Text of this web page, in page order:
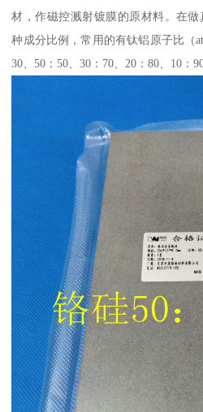
材，作磁控溅射镀膜的原材料。在
种成分比例，常用的有钛铝原子比（
30、50：50、30：70、20：80、10：